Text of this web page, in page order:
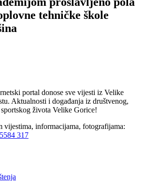
tehničke škole
portal donose sve vijesti iz Velike
Aktualnosti i događanja iz društvenog,
života Velike Gorice!
vijestima, informacijama, fotografijama:
317